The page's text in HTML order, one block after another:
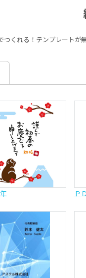
くれる！テンプレート
Ｐ